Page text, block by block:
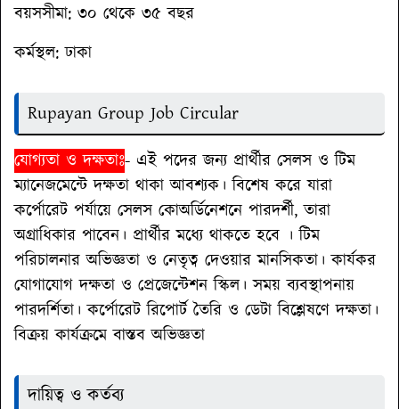
বয়সসীমা: ৩০ থেকে ৩৫ বছর
কর্মস্থল:ঢাকা
Rupayan Group Job Circular
যোগ্যতা ও দক্ষতাঃ- এই পদের জন্য প্রার্থীর সেলস ও টিম
ম্যানেজমেন্টে দক্ষতা থাকা আবশ্যক। বিশেষ করে যারা
কর্পোরেট পর্যায়ে সেলস কোঅর্ডিনেশনে পারদর্শী, তারা
অগ্রাধিকার পাবেন। প্রার্থীর মধ্যে থাকতে হবে । টিম
পরিচালনার অভিজ্ঞতা ও নেতৃত্ব দেওয়ার মানসিকতা। কার্যকর
যোগাযোগ দক্ষতা ও প্রেজেন্টেশন স্কিল। সময় ব্যবস্থাপনায়
পারদর্শিতা। কর্পোরেট রিপোর্ট তৈরি ও ডেটা বিশ্লেষণে দক্ষতা।
বিক্রয় কার্যক্রমে বাস্তব অভিজ্ঞতা
দায়িত্ব ও কর্তব্য